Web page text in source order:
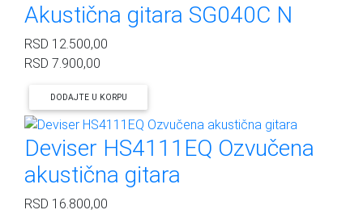
Akustična gitara SG040C N
RSD 12.500,00
RSD 7.900,00
DODAJTE U KORPU
Deviser HS4111EQ Ozvučena
akustična gitara
RSD 16.800,00